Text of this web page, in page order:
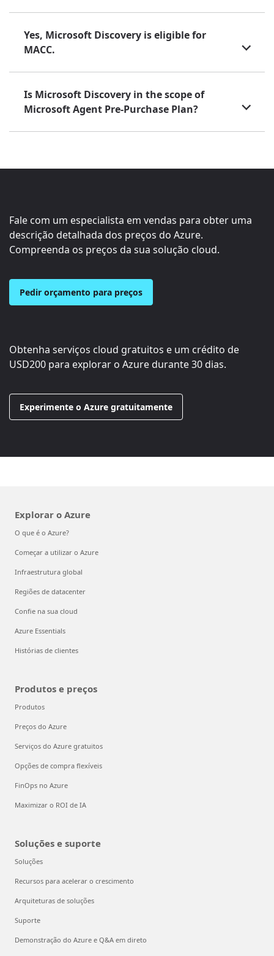
Yes, Microsoft Discovery is eligible for
MACC.
Is Microsoft Discovery in the scope of
Microsoft Agent Pre-Purchase Plan?
Fale com um especialista em vendas para obter uma
descrição detalhada dos preços do Azure.
Compreenda os preços da sua solução cloud.
Pedir orçamento para preços
Obtenha serviços cloud gratuitos e um crédito de
USD200 para explorar o Azure durante 30 dias.
Experimente o Azure gratuitamente
Explorar o Azure
O que é o Azure?
Começar a utilizar o Azure
Infraestrutura global
Regiões de datacenter
Confie na sua cloud
Azure Essentials
Histórias de clientes
Produtos e preços
Produtos
Preços do Azure
Serviços do Azure gratuitos
Opções de compra flexíveis
FinOps no Azure
Maximizar o ROI de IA
Soluções e suporte
Soluções
Recursos para acelerar o crescimento
Arquiteturas de soluções
Suporte
Demonstração do Azure e Q&A em direto